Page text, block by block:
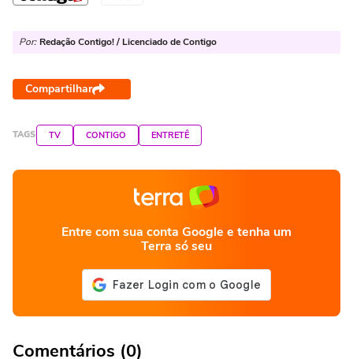
Por: Redação Contigo! / Licenciado de Contigo
Compartilhar
TAGS TV CONTIGO ENTRETÊ
Entre com sua conta Google e tenha um
Terra só seu
Comentários (0)